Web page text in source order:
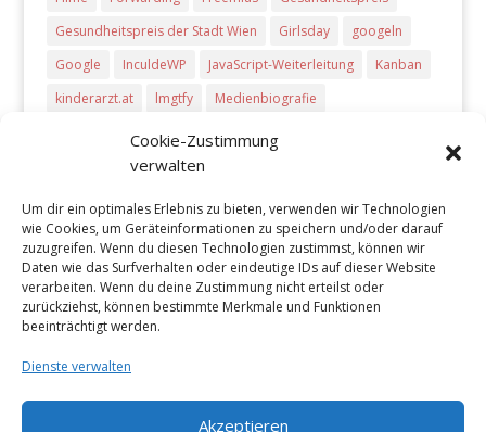
Cookie-Zustimmung
verwalten
Um dir ein optimales Erlebnis zu bieten, verwenden wir Technologien
wie Cookies, um Geräteinformationen zu speichern und/oder darauf
zuzugreifen. Wenn du diesen Technologien zustimmst, können wir
Daten wie das Surfverhalten oder eindeutige IDs auf dieser Website
verarbeiten. Wenn du deine Zustimmung nicht erteilst oder
zurückziehst, können bestimmte Merkmale und Funktionen
beeinträchtigt werden.
Dienste verwalten
Akzeptieren
Gesundheitspreis der Stadt Wien
Girlsday
googeln
Google
InculdeWP JavaScript-Weiterleitung
Kanban
kinderarzt.at
lmgtfy
Medienbiografie
meta-refresh Weiterleitung
php-Weiterleitung
Pitch Deck
presentations Producthunt
Radio
Start-ups
Startups Tageszeitungen Trello
TV
Töchtertag
Vova Feldmann wcvie
wcvie 2017
Weiterleitung
WordCamp Vienna 2017
WordPress Plug-Ins